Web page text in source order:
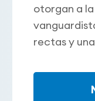
otorgan a
rectas y